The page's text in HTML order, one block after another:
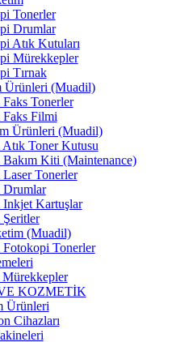
Tonerler
Drumlar
Atık Kutuları
Mürekkepler
Tırnak
Ürünleri (Muadil)
Tonerler
Filmi
Ürünleri (Muadil)
Toner Kutusu
Kiti (Maintenance)
Tonerler
Kartuşlar
(Muadil)
Tonerler
KOZMETİK
Ürünleri
Cihazları